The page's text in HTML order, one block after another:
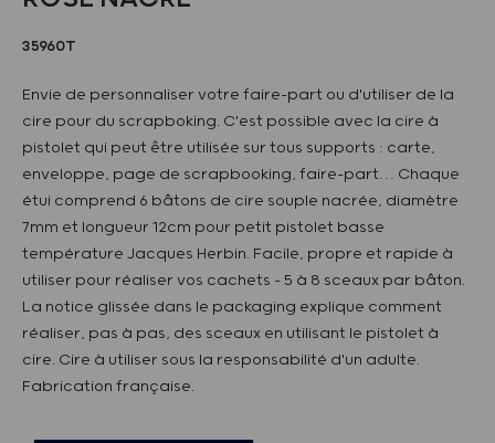
35960T
Envie de personnaliser votre faire-part ou d'utiliser de la
cire pour du scrapboking. C'est possible avec la cire à
pistolet qui peut être utilisée sur tous supports : carte,
enveloppe, page de scrapbooking, faire-part… Chaque
étui comprend 6 bâtons de cire souple nacrée, diamètre
7mm et longueur 12cm pour petit pistolet basse
température Jacques Herbin. Facile, propre et rapide à
utiliser pour réaliser vos cachets - 5 à 8 sceaux par bâton.
La notice glissée dans le packaging explique comment
réaliser, pas à pas, des sceaux en utilisant le pistolet à
cire. Cire à utiliser sous la responsabilité d'un adulte.
Fabrication française.